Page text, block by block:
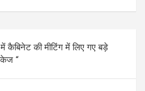
में कैबिनेट की मीटिंग में लिए गए बड़े
“